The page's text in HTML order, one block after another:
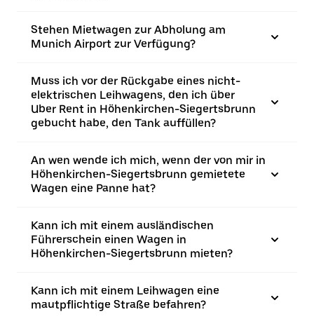
Stehen Mietwagen zur Abholung am
Munich Airport zur Verfügung?
Muss ich vor der Rückgabe eines nicht-
elektrischen Leihwagens, den ich über
Uber Rent in Höhenkirchen-Siegertsbrunn
gebucht habe, den Tank auffüllen?
An wen wende ich mich, wenn der von mir in
Höhenkirchen-Siegertsbrunn gemietete
Wagen eine Panne hat?
Kann ich mit einem ausländischen
Führerschein einen Wagen in
Höhenkirchen-Siegertsbrunn mieten?
Kann ich mit einem Leihwagen eine
mautpflichtige Straße befahren?